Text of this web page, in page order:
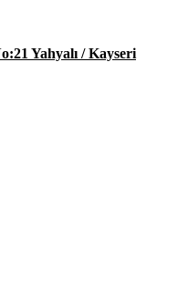
Yahyalı / Kayseri